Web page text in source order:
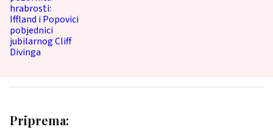
Priprema: